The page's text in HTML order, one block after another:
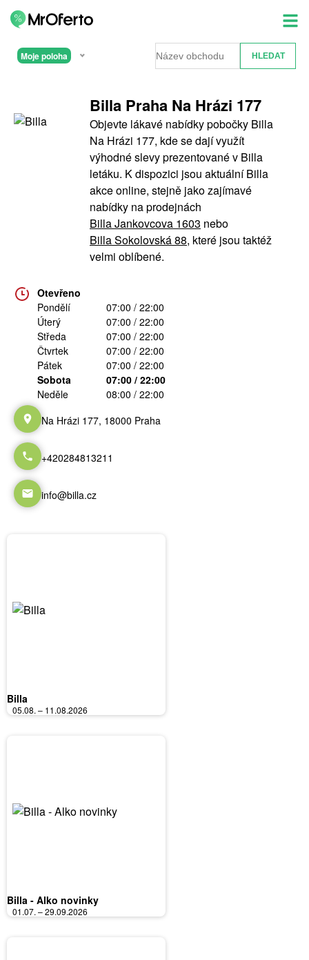
Moje poloha
Billa Praha Na Hrázi 177
Objevte lákavé nabídky pobočky Billa
Na Hrázi 177, kde se dají využít
výhodné slevy prezentované v Billa
letáku. K dispozici jsou aktuální Billa
akce online, stejně jako zajímavé
nabídky na prodejnách
Billa Jankovcova 1603 nebo
Billa Sokolovská 88, které jsou taktéž
velmi oblíbené.
Otevřeno
Pondělí
07:00 / 22:00
Úterý
07:00 / 22:00
Středa
07:00 / 22:00
Čtvrtek
07:00 / 22:00
Pátek
07:00 / 22:00
Sobota
07:00 / 22:00
Neděle
08:00 / 22:00
Na Hrázi 177, 18000 Praha
+420284813211
info@billa.cz
Billa
05.08. – 11.08.2026
Billa - Alko novinky
01.07. – 29.09.2026